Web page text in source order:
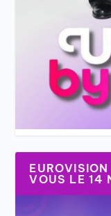
VOUS LE 14